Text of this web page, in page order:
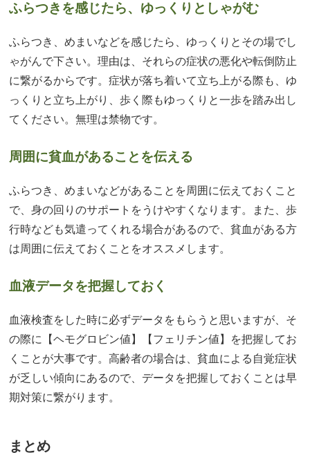
ふらつきを感じたら、ゆっくりとしゃがむ
ふらつき、めまいなどを感じたら、ゆっくりとその場でし
ゃがんで下さい。理由は、それらの症状の悪化や転倒防止
に繋がるからです。症状が落ち着いて立ち上がる際も、ゆ
っくりと立ち上がり、歩く際もゆっくりと一歩を踏み出し
てください。無理は禁物です。
周囲に貧血があることを伝える
ふらつき、めまいなどがあることを周囲に伝えておくこと
で、身の回りのサポートをうけやすくなります。また、歩
行時なども気遣ってくれる場合があるので、貧血がある方
は周囲に伝えておくことをオススメします。
血液データを把握しておく
血液検査をした時に必ずデータをもらうと思いますが、そ
の際に【ヘモグロビン値】【フェリチン値】を把握してお
くことが大事です。高齢者の場合は、貧血による自覚症状
が乏しい傾向にあるので、データを把握しておくことは早
期対策に繋がります。
まとめ